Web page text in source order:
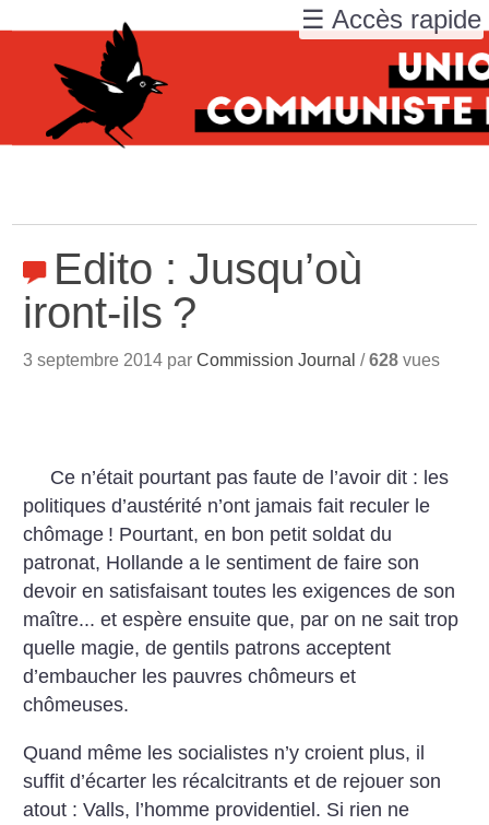
Edito : Jusqu’où
iront-ils ?
3 septembre 2014 parCommission Journal /628 vues
Ce n’était pourtant pas faute de l’avoir dit : les
politiques d’austérité n’ont jamais fait reculer le
chômage ! Pourtant, en bon petit soldat du
patronat, Hollande a le sentiment de faire son
devoir en satisfaisant toutes les exigences de son
maître... et espère ensuite que, par on ne sait trop
quelle magie, de gentils patrons acceptent
d’embaucher les pauvres chômeurs et
chômeuses.
Quand même les socialistes n’y croient plus, il
suffit d’écarter les récalcitrants et de rejouer son
atout : Valls, l’homme providentiel. Si rien ne
☰ Accès rapide